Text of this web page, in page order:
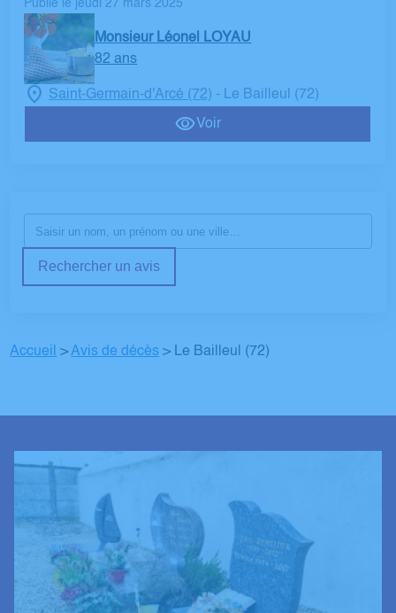
Publié le jeudi 27 mars 2025
Monsieur Léonel LOYAU
82 ans
Saint-Germain-d'Arcé (72) - Le Bailleul (72)
Voir
Rechercher un avis
Accueil >Avis de décès > Le Bailleul (72)